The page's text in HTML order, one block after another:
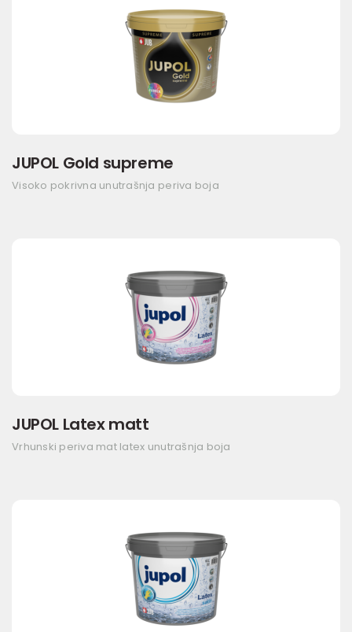
JUPOL Gold supreme
Visoko pokrivna unutrašnja periva boja
JUPOL Latex matt
Vrhunski periva mat latex unutrašnja boja